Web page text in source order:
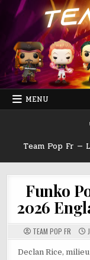
content
MENU
Team Pop Fr —
Funko
2026
TEAM POP FR
Declan Rice,